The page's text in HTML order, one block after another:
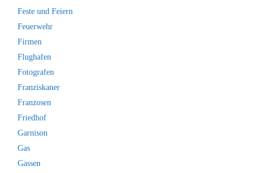
Feste und Feiern
Feuerwehr
Firmen
Flughafen
Fotografen
Franziskaner
Franzosen
Friedhof
Garnison
Gas
Gassen